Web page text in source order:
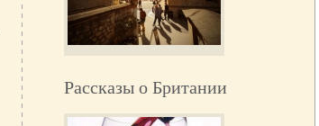
Рассказы о Британии